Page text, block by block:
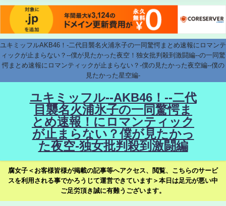
ユキミッフルAKB46！-二代目襲名火浦氷子の一同驚愕まとめ速報にロマンテ
ィックが止まらない？--僕が見たかった夜空！独女批判殺到激闘編--の一同驚
愕まとめ速報にロマンティックが止まらない？-僕の見たかった夜空編--僕の
見たかった星空編-
ユキミッフル--AKB46！--二代
目襲名火浦氷子の一同驚愕ま
とめ速報！にロマンティック
が止まらない？僕が見たかっ
た夜空-独女批判殺到激闘編
腐女子＜お客様皆様が掲載の記事等へアクセス、閲覧、こちらのサービ
スを利用される事でかろうじて運営できています＞本日は足元が悪い中
ご足労頂き誠に有難うございます。